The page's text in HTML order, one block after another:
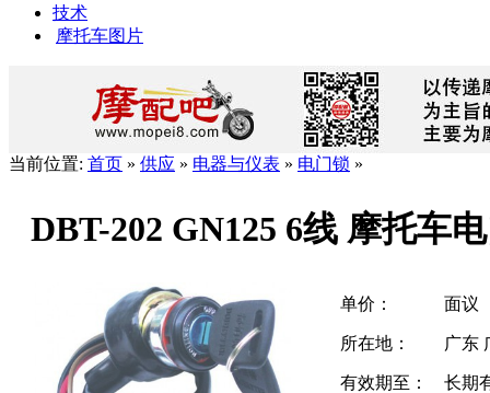
技术
摩托车图片
当前位置: 首页 » 供应 » 电器与仪表 » 电门锁 »
DBT-202 GN125 6线 摩托车
单价： 面议
所在地： 广东
有效期至： 长期